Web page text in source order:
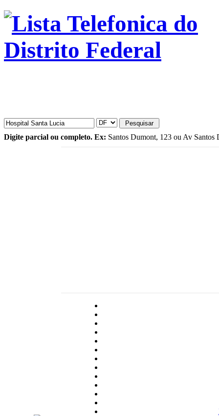
Digite parcial ou completo. Ex: Santos Dumont, 123 ou Av Santos